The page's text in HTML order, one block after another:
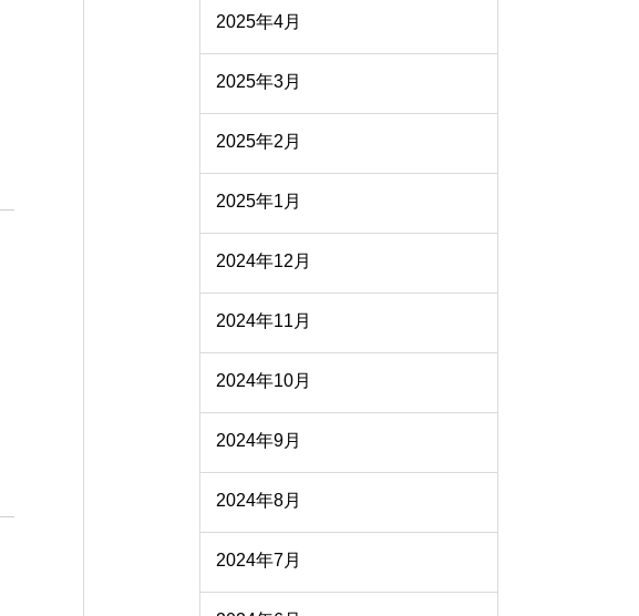
2025年4月
2025年3月
2025年2月
2025年1月
2024年12月
2024年11月
2024年10月
2024年9月
2024年8月
2024年7月